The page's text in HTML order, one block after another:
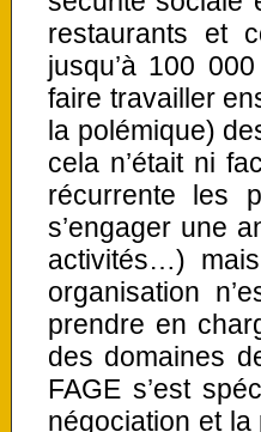
restaurants et
jusqu’à 100
faire travailler
la polémique)
cela n’était ni
récurrente les
s’engager une
activités…)
organisation
prendre en
des domaines
FAGE s’est
négociation et la